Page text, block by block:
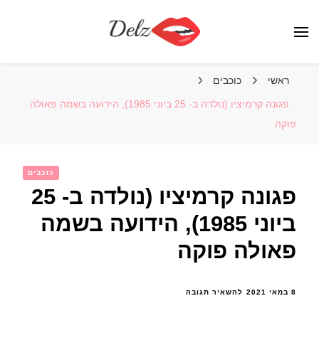
ראשי כוכבים
פגונה קרמיציו (נולדה ב- 25 ביוני 1985), הידועה בשמה פאולה
פוקה
כוכבים
פגונה קרמיציו (נולדה ב- 25
ביוני 1985), הידועה בשמה
פאולה פוקה
8 במאי 2021 להשאיר תגובהבנושא